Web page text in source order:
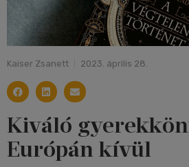
Kaiser Zsanett 2023. április 28.
Kiváló
Európán kívül